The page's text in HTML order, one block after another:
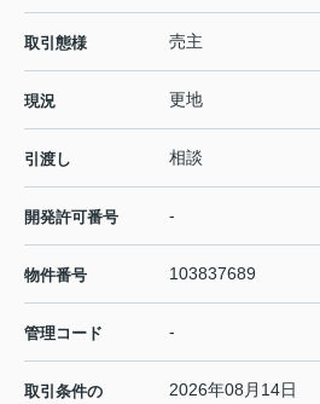
取引態様 売主
現況 更地
引渡し 相談
開発許可番号 -
物件番号 103837689
管理コード -
取引条件の
2026年08月14日